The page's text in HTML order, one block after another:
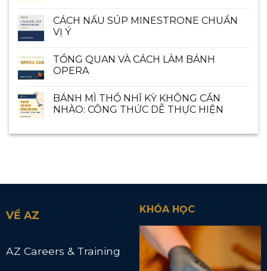
CÁCH NẤU SÚP MINESTRONE CHUẨN
VỊ Ý
TỔNG QUAN VÀ CÁCH LÀM BÁNH
OPERA
BÁNH MÌ THỔ NHĨ KỲ KHÔNG CẦN
NHÀO: CÔNG THỨC DỄ THỰC HIỆN
VỀ AZ
AZ Careers & Training
KHÓA HỌC